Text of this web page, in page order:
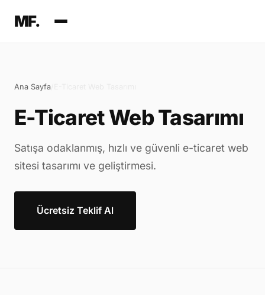
MF.
Ana Sayfa
E-Ticaret Web Tasarımı
Satışa odaklanmış, hızlı ve güvenli e-ticaret web
sitesi tasarımı ve geliştirmesi.
Ücretsiz Teklif Al